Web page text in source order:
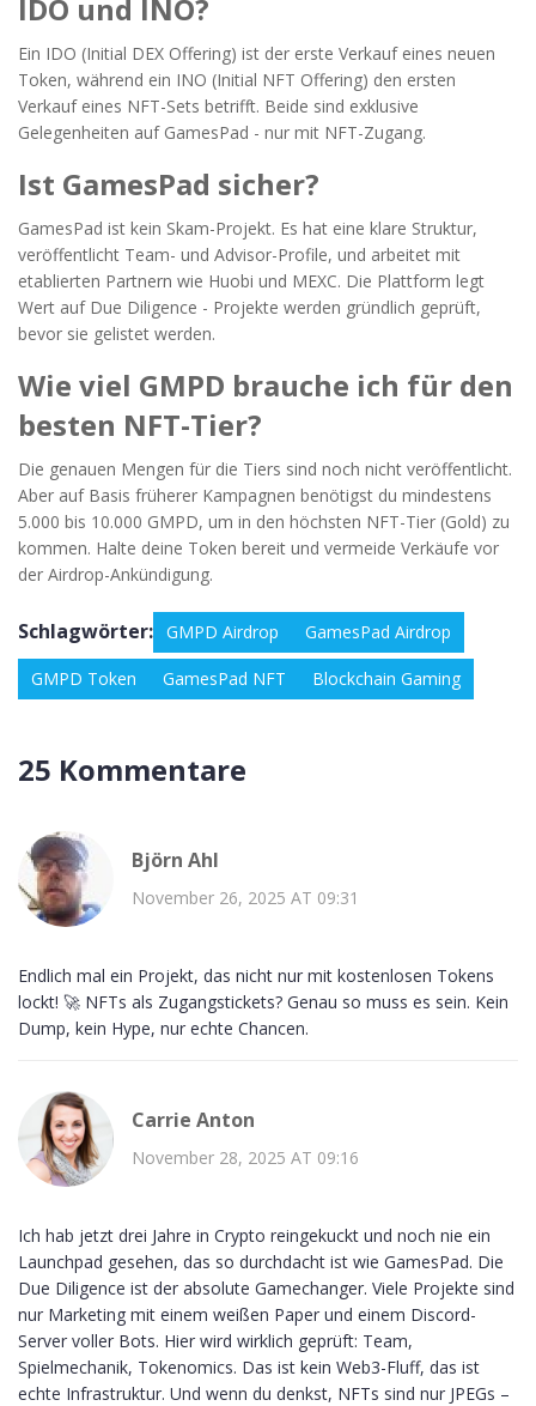
IDO und INO?
Ein IDO (Initial DEX Offering) ist der erste Verkauf eines neuen
Token, während ein INO (Initial NFT Offering) den ersten
Verkauf eines NFT-Sets betrifft. Beide sind exklusive
Gelegenheiten auf GamesPad - nur mit NFT-Zugang.
Ist GamesPad sicher?
GamesPad ist kein Skam-Projekt. Es hat eine klare Struktur,
veröffentlicht Team- und Advisor-Profile, und arbeitet mit
etablierten Partnern wie Huobi und MEXC. Die Plattform legt
Wert auf Due Diligence - Projekte werden gründlich geprüft,
bevor sie gelistet werden.
Wie viel GMPD brauche ich für den
besten NFT-Tier?
Die genauen Mengen für die Tiers sind noch nicht veröffentlicht.
Aber auf Basis früherer Kampagnen benötigst du mindestens
5.000 bis 10.000 GMPD, um in den höchsten NFT-Tier (Gold) zu
kommen. Halte deine Token bereit und vermeide Verkäufe vor
der Airdrop-Ankündigung.
Schlagwörter: GMPD Airdrop GamesPad Airdrop
GMPD Token GamesPad NFT Blockchain Gaming
25 Kommentare
Björn Ahl
November 26, 2025 AT 09:31
Endlich mal ein Projekt, das nicht nur mit kostenlosen Tokens
lockt! 🚀 NFTs als Zugangstickets? Genau so muss es sein. Kein
Dump, kein Hype, nur echte Chancen.
Carrie Anton
November 28, 2025 AT 09:16
Ich hab jetzt drei Jahre in Crypto reingekuckt und noch nie ein
Launchpad gesehen, das so durchdacht ist wie GamesPad. Die
Due Diligence ist der absolute Gamechanger. Viele Projekte sind
nur Marketing mit einem weißen Paper und einem Discord-
Server voller Bots. Hier wird wirklich geprüft: Team,
Spielmechanik, Tokenomics. Das ist kein Web3-Fluff, das ist
echte Infrastruktur. Und wenn du denkst, NFTs sind nur JPEGs –